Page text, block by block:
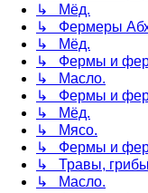
↳ Мёд.
↳ Фермеры
↳ Мёд.
↳ Фермы и
↳ Масло.
↳ Фермы и
↳ Мёд.
↳ Мясо.
↳ Фермы и
↳ Травы,
↳ Масло.